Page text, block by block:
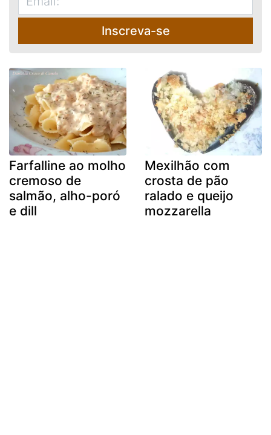
Inscreva-se
Farfalline ao molho
cremoso de
salmão, alho-poró
e dill
Mexilhão com
crosta de pão
ralado e queijo
mozzarella